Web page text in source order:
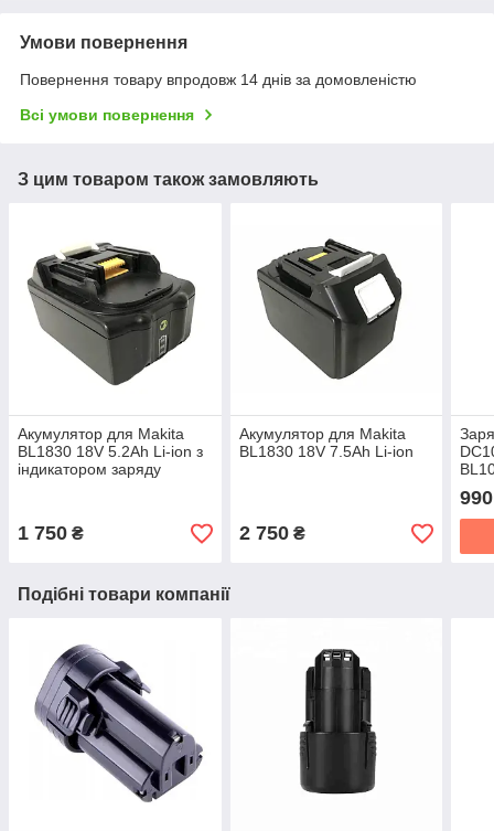
Умови повернення
Повернення товару впродовж 14 днів за домовленістю
Всі умови повернення
З цим товаром також замовляють
Акумулятор для Makita
BL1830 18V 5.2Ah Li-ion з
індикатором заряду
1 750 ₴
Акумулятор для Makita
BL1830 18V 7.5Ah Li-ion
2 750₴
12В
990
Подібні товари компанії